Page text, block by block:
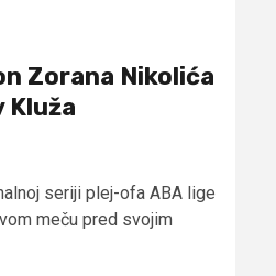
Zorana Nikolića
seriji plej-ofa ABA lige
meču pred svojim